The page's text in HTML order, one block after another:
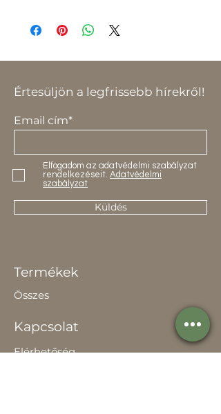
Értesüljön a legfrissebb hírekről!
Email cím*
Elfogadom az adatvédelmi szabályzat
rendelkezéseit. Adatvédelmi
szabályzat
Küldés
Termékek
Összes
Kapcsolat
Elérhetőség